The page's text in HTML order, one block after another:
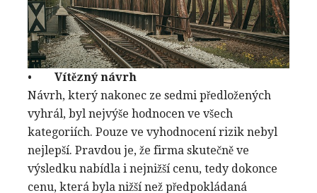
• Vítězný návrh
Návrh, který nakonec ze sedmi předložených
vyhrál, byl nejvýše hodnocen ve všech
kategoriích. Pouze ve vyhodnocení rizik nebyl
nejlepší. Pravdou je, že firma skutečně ve
výsledku nabídla i nejnižší cenu, tedy dokonce
cenu, která byla nižší než předpokládaná